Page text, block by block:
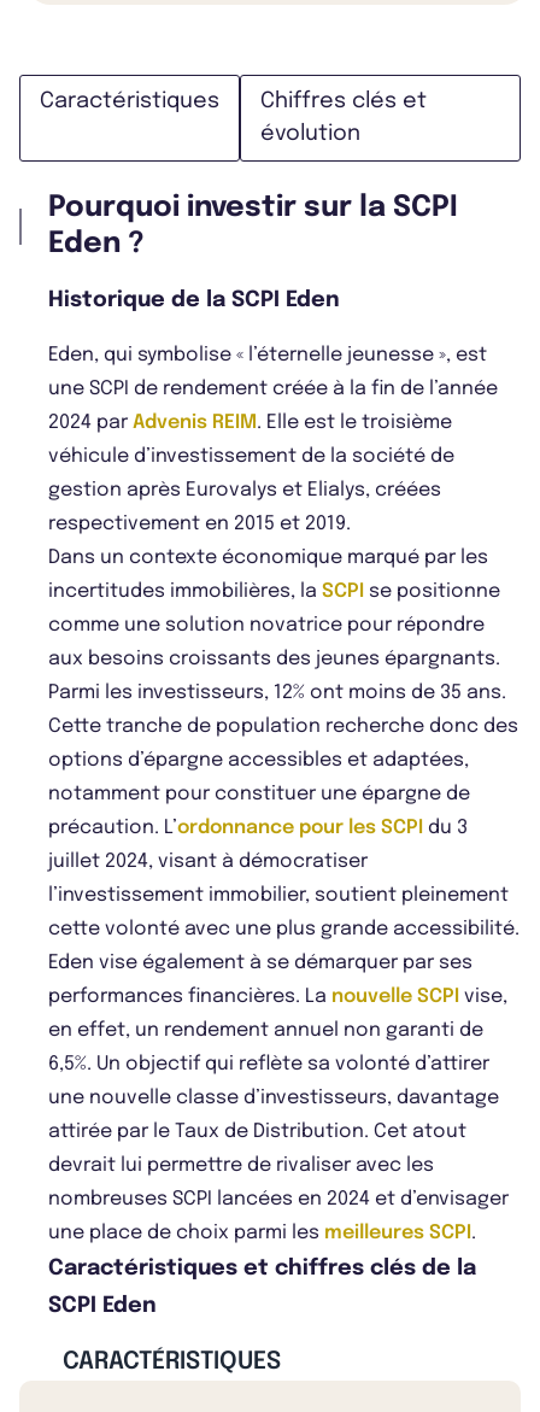
Caractéristiques
Chiffres clés et
évolution
Pourquoi investir sur la SCPI
Eden ?
Historique de la SCPI Eden
Eden, qui symbolise « l’éternelle jeunesse », est
une SCPI de rendement créée à la fin de l’année
2024 par Advenis REIM. Elle est le troisième
véhicule d’investissement de la société de
gestion après Eurovalys et Elialys, créées
respectivement en 2015 et 2019.
Dans un contexte économique marqué par les
incertitudes immobilières, la SCPI se positionne
comme une solution novatrice pour répondre
aux besoins croissants des jeunes épargnants.
Parmi les investisseurs, 12% ont moins de 35 ans.
Cette tranche de population recherche donc des
options d’épargne accessibles et adaptées,
notamment pour constituer une épargne de
précaution. L’ordonnance pour les SCPI du 3
juillet 2024, visant à démocratiser
l’investissement immobilier, soutient pleinement
cette volonté avec une plus grande accessibilité.
Eden vise également à se démarquer par ses
performances financières. La nouvelle SCPI vise,
en effet, un rendement annuel non garanti de
6,5%. Un objectif qui reflète sa volonté d’attirer
une nouvelle classe d’investisseurs, davantage
attirée par le Taux de Distribution. Cet atout
devrait lui permettre de rivaliser avec les
nombreuses SCPI lancées en 2024 et d’envisager
une place de choix parmi les meilleures SCPI.
Caractéristiques et chiffres clés de la
SCPI Eden
CARACTÉRISTIQUES